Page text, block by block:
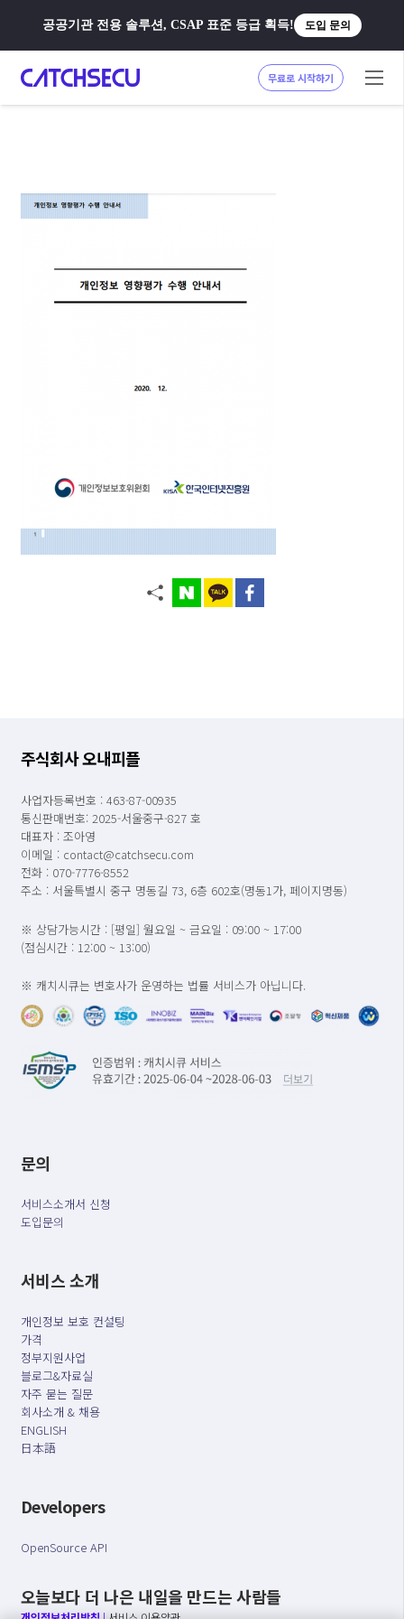
공공기관 전용 솔루션, CSAP 표준 등급 획득! 도입 문의
무료로 시작하기
주식회사 오내피플
사업자등록번호 : 463-87-00935
통신판매번호: 2025-서울중구-827 호
대표자 : 조아영
이메일 : contact@catchsecu.com
전화 : 070-7776-8552
주소 : 서울특별시 중구 명동길 73, 6층 602호(명동1가, 페이지명동)
※ 상담가능시간 : [평일] 월요일 ~ 금요일 : 09:00 ~ 17:00
(점심시간 : 12:00 ~ 13:00)
※ 캐치시큐는 변호사가 운영하는 법률 서비스가 아닙니다.
문의
서비스소개서 신청
도입문의
서비스 소개
개인정보 보호 컨설팅
가격
정부지원사업
블로그&자료실
자주 묻는 질문
회사소개 & 채용
ENGLISH
日本語
Developers
OpenSource API
오늘보다 더 나은 내일을 만드는 사람들